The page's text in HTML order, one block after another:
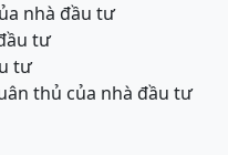
nhà đầu tư
tư
tư
thủ của nhà đầu tư